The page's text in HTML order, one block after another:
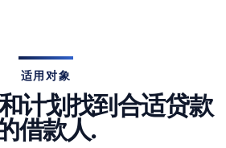
适用对象
计划找到合适贷款
借款人.